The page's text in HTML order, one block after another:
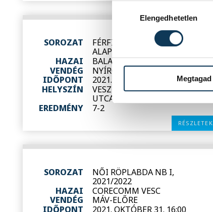
Elengedhetetlen
Megtagad
SOROZAT
FÉRFI FUTSAL NB I
ALAPSZAKASZ, 2021/2022
HAZAI
BALATON BÚTOR FCV
VENDÉG
NYÍRGYULAJ
IDŐPONT
2021. NOVEMBER 5. 18:30
HELYSZÍN
VESZPRÉM, MÁRCIUS 15.
UTCAI SPORTCSARNOK
EREDMÉNY
7-2
RÉSZLETEK
SOROZAT
NŐI RÖPLABDA NB I,
2021/2022
HAZAI
CORECOMM VESC
VENDÉG
MÁV-ELŐRE
IDŐPONT
2021. OKTÓBER 31. 16:00